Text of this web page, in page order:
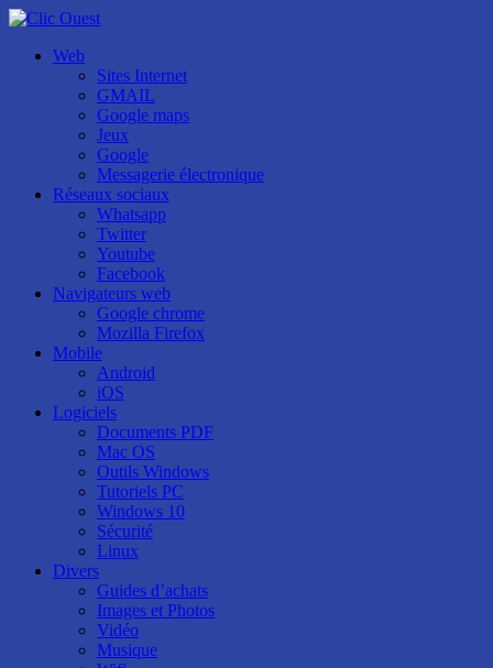
Web
Sites Internet
GMAIL
Google maps
Jeux
Google
Messagerie électronique
Réseaux sociaux
Whatsapp
Twitter
Youtube
Facebook
Navigateurs web
Google chrome
Mozilla Firefox
Mobile
Android
iOS
Logiciels
Documents PDF
Mac OS
Outils Windows
Tutoriels PC
Windows 10
Sécurité
Linux
Divers
Guides d’achats
Images et Photos
Vidéo
Musique